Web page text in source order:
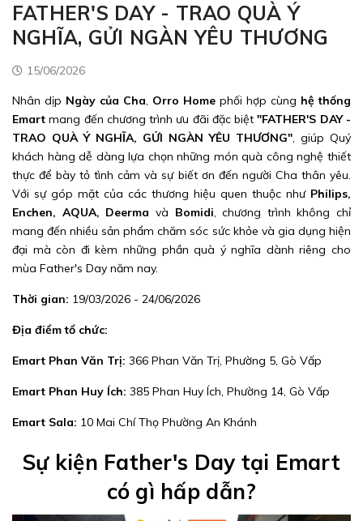
FATHER'S DAY - TRAO QUÀ Ý
NGHĨA, GỬI NGÀN YÊU THƯƠNG
15/06/2026
Nhân dịp Ngày của Cha, Orro Home phối hợp cùng hệ thống
Emart mang đến chương trình ưu đãi đặc biệt"FATHER'S DAY -
TRAO QUÀ Ý NGHĨA, GỬI NGÀN YÊU THƯƠNG", giúp Quý
khách hàng dễ dàng lựa chọn những món quà công nghệ thiết
thực để bày tỏ tình cảm và sự biết ơn đến người Cha thân yêu.
Với sự góp mặt của các thương hiệu quen thuộc như Philips,
Enchen, AQUA, Deerma và Bomidi, chương trình không chỉ
mang đến nhiều sản phẩm chăm sóc sức khỏe và gia dụng hiện
đại mà còn đi kèm những phần quà ý nghĩa dành riêng cho
mùa Father's Day năm nay.
Thời gian: 19/03/2026 - 24/06/2026
Địa điểm tổ chức:
Emart Phan Văn Trị: 366 Phan Văn Trị, Phường 5, Gò Vấp
Emart Phan Huy Ích: 385 Phan Huy Ích, Phường 14, Gò Vấp
Emart Sala: 10 Mai Chí Thọ Phường An Khánh
Sự kiện Father's Day tại Emart
có gì hấp dẫn?